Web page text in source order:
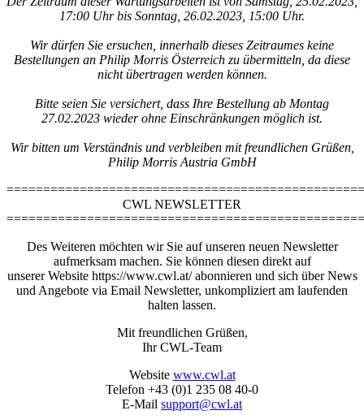
17:00 Uhr bis Sonntag, 26.02.2023, 15:00 Uhr.
Wir dürfen Sie ersuchen, innerhalb dieses Zeitraumes keine
Bestellungen an Philip Morris Österreich zu übermitteln, da diese
nicht übertragen werden können.
Bitte seien Sie versichert, dass Ihre Bestellung ab Montag
27.02.2023 wieder ohne Einschränkungen möglich ist.
Wir bitten um Verständnis und verbleiben mit freundlichen Grüßen,
Philip Morris Austria GmbH
CWL NEWSLETTER
Des Weiteren möchten wir Sie auf unseren neuen Newsletter
aufmerksam machen. Sie können diesen direkt auf
unserer Website https://www.cwl.at/ abonnieren und sich über News
und Angebote via Email Newsletter, unkompliziert am laufenden
halten lassen.
Mit freundlichen Grüßen,
Ihr CWL-Team
Website www.cwl.at
Telefon +43 (0)1 235 08 40-0
E-Mail support@cwl.at